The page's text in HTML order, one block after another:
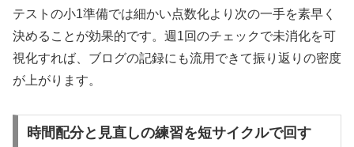
テストの小1準備では細かい点数化より次の一手を素早く
決めることが効果的です。週1回のチェックで未消化を可
視化すれば、ブログの記録にも流用できて振り返りの密度
が上がります。
時間配分と見直しの練習を短サイクルで回す